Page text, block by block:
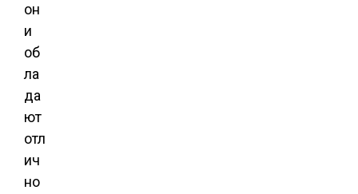
он
и
об
ла
да
ют
отл
ич
но